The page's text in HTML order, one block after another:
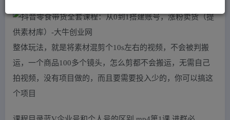
整体玩法，就是将素材混剪个10s左右的视频，不会被判搬
运，一个商品100多个镜头，怎么剪都不会搬运，无需自己
拍视频，没有项目做的，而且要需要投入少的，你可以搞这
个项目